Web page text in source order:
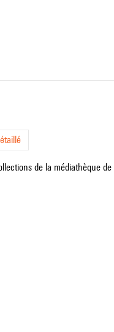
de la médiathèque